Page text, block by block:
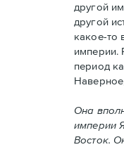
другой
другой
какое-то
империи.
период
Она
империи
Восток.